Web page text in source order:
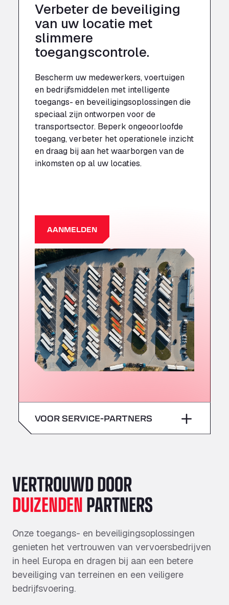
Verbeter de beveiliging
van uw locatie met
slimmere
toegangscontrole.
Bescherm uw medewerkers, voertuigen
en bedrijfsmiddelen met intelligente
toegangs- en beveiligingsoplossingen die
speciaal zijn ontworpen voor de
transportsector. Beperk ongeoorloofde
toegang, verbeter het operationele inzicht
en draag bij aan het waarborgen van de
inkomsten op al uw locaties.
AANMELDEN
VOOR SERVICE-PARTNERS
Van parkeerplaatsen voor vrachtwagens
tot wasfaciliteiten: onze geïntegreerde
helpen uw bedrijf te beschermen, de
operationele controle te verbeteren en
veiligere, betrouwbaardere
bestemmingen te creëren voor
wagenparken en chauffeurs.
VERTROUWD DOOR
DUIZENDENPARTNERS
Onze toegangs- en beveiligingsoplossingen
genieten het vertrouwen van vervoersbedrijven
in heel Europa en dragen bij aan een betere
beveiliging van terreinen en een veiligere
bedrijfsvoering.